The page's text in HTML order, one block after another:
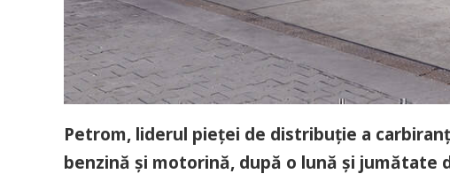
Petrom, liderul pieței de distribuție a
benzină și motorină, după o lună și jumătate